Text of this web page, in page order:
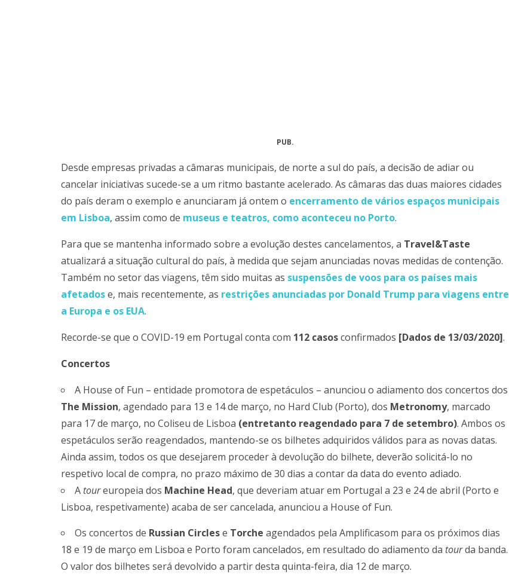
PUB.
Desde empresas privadas a câmaras municipais, de norte a sul do país, a decisão de adiar ou
cancelar iniciativas sucede-se a um ritmo bastante acelerado. As câmaras das duas maiores cidades
do país deram o exemplo e anunciaram já ontem o encerramento de vários espaços municipais
em Lisboa, assim como de museus e teatros, como aconteceu no Porto.
Para que se mantenha informado sobre a evolução destes cancelamentos, a Travel&Taste
atualizará a situação cultural do país, à medida que sejam anunciadas novas medidas de contenção.
Também no setor das viagens, têm sido muitas as suspensões de voos para os países mais
afetadose, mais recentemente, as restrições anunciadas por Donald Trump para viagens entre
a Europa e os EUA.
Recorde-se que o COVID-19 em Portugal conta com 112 casosconfirmados [Dados de 13/03/2020].
Concertos
A House of Fun – entidade promotora de espetáculos – anunciou o adiamento dos concertos dos
The Mission, agendado para 13 e 14 de março, no Hard Club (Porto), dos Metronomy, marcado
para 17 de março, no Coliseu de Lisboa (entretanto reagendado para 7 de setembro). Ambos os
espetáculos serão reagendados, mantendo-se os bilhetes adquiridos válidos para as novas datas.
Ainda assim, todos os que desejarem proceder à devolução do bilhete, deverão solicitá-lo no
respetivo local de compra, no prazo máximo de 30 dias a contar da data do evento adiado.
A toureuropeia dos Machine Head, que deveriam atuar em Portugal a 23 e 24 de abril (Porto e
Lisboa, respetivamente) acaba de ser cancelada, anunciou a House of Fun.
Os concertos de Russian Circlese Torche agendados pela Amplificasom para os próximos dias
18 e 19 de março em Lisboa e Porto foram cancelados, em resultado do adiamento da tourda banda.
O valor dos bilhetes será devolvido a partir desta quinta-feira, dia 12 de março.